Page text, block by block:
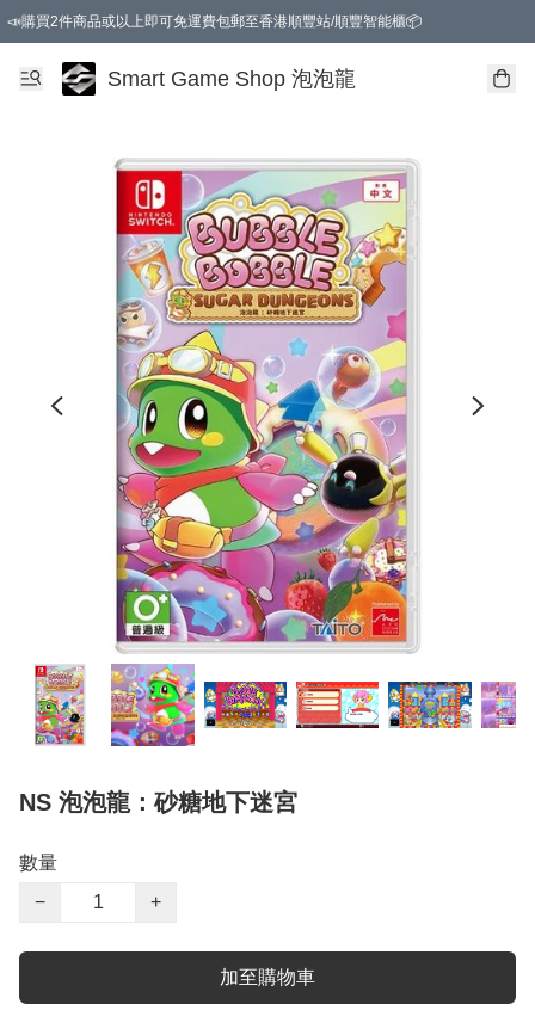
📣購買2件商品或以上即可免運費包郵至香港順豐站/順豐智能櫃📦
Smart Game Shop 泡泡龍
NS 泡泡龍：砂糖地下迷宮
數量
−
+
加至購物車